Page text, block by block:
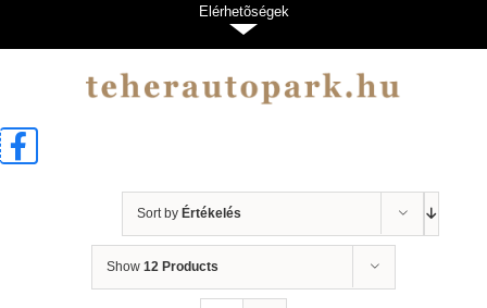
Sort by Értékelés
Show 12 Products
Elérhetõségek